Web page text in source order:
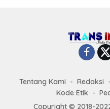
Tentang Kami Redaksi
Kode Etik
Copyright © 2018-